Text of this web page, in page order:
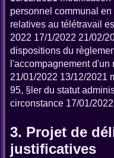
personnel communal
relatives au télétravail
2022 17/1/2022 21/02/
dispositions du
l'accompagnement
21/01/2022 13/12/2021
95, §ler du statut
circonstance 17/01/
3. Projet de
justificatives